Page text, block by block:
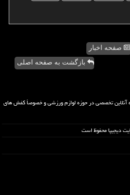
صفحه اخبار
بازگشت به صفحه اصلی
تخصصی در حوزه لوازم ورزشی و خصوصاً کفش های